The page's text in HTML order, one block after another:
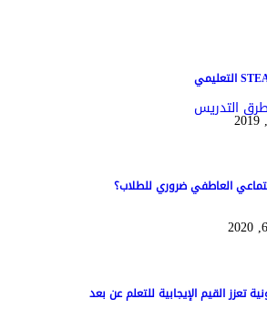
التدريس
العاطفي ضروري للطلاب؟
تعزز القيم الإيجابية للتعلم عن بعد